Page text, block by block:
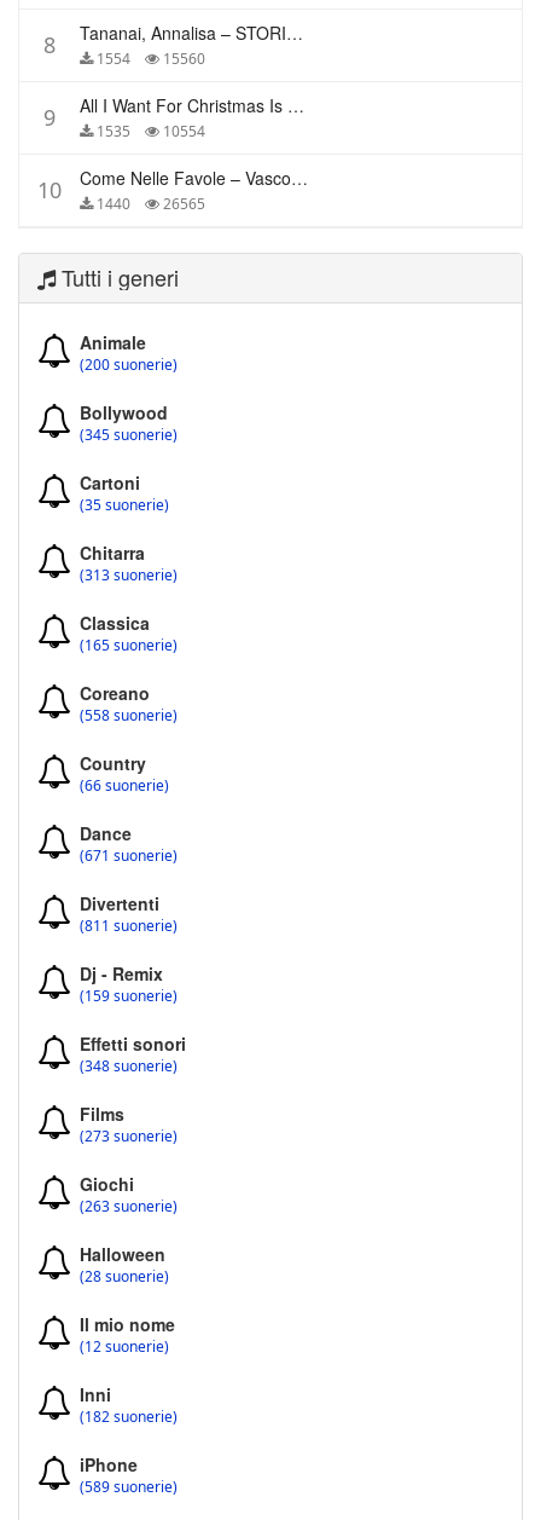
8 Tananai, Annalisa – STORIE BREVI
1554 15560
9 All I Want For Christmas Is You – Mariah Carey
1535 10554
10 Come Nelle Favole – Vasco Rossi
1440 26565
Tutti i generi
Animale
(200 suonerie)
Bollywood
(345 suonerie)
Cartoni
(35 suonerie)
Chitarra
(313 suonerie)
Classica
(165 suonerie)
Coreano
(558 suonerie)
Country
(66 suonerie)
Dance
(671 suonerie)
Divertenti
(811 suonerie)
Dj - Remix
(159 suonerie)
Effetti sonori
(348 suonerie)
Films
(273 suonerie)
Giochi
(263 suonerie)
Halloween
(28 suonerie)
Il mio nome
(12 suonerie)
Inni
(182 suonerie)
iPhone
(589 suonerie)